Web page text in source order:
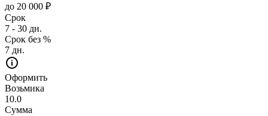
до 20 000 ₽
Срок
7 - 30 дн.
Срок без %
7 дн.
Оформить
Возьмика
10.0
Сумма